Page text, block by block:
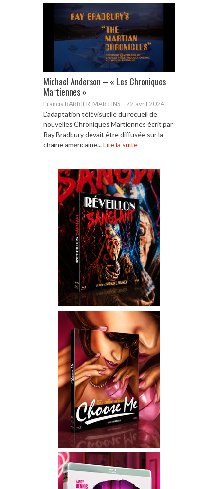
Michael Anderson – « Les Chroniques
Martiennes »
Francis BARBIER-MARTINS - 22 avril 2024
L’adaptation télévisuelle du recueil de
nouvelles Chroniques Martiennes écrit par
Ray Bradbury devait être diffusée sur la
chaine américaine...Lire la suite